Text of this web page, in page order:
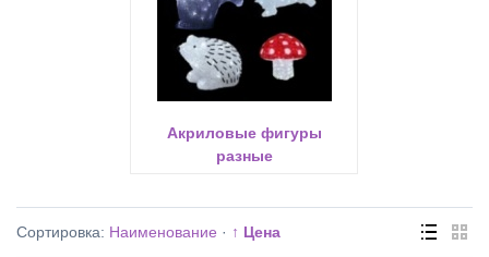
Акриловые фигуры
разные
Сортировка: Наименование · ↑ Цена